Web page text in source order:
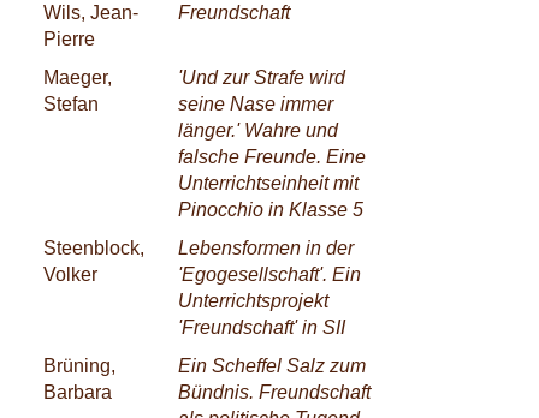
Wils, Jean-
Pierre
Freundschaft
Maeger,
Stefan
'Und zur Strafe wird
seine Nase immer
länger.' Wahre und
falsche Freunde. Eine
Unterrichtseinheit mit
Pinocchio in Klasse 5
Steenblock,
Volker
Lebensformen in der
'Egogesellschaft'. Ein
Unterrichtsprojekt
'Freundschaft' in SII
Brüning,
Barbara
Ein Scheffel Salz zum
Bündnis. Freundschaft